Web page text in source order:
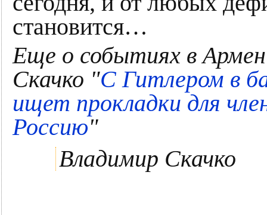
становится…
Еще о событиях в
Скачко "С Гитлером в
ищет прокладки для
Россию"
Владимир Скачко